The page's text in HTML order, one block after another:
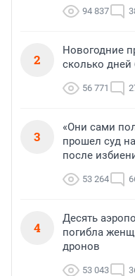
94 837
2
Новогодние
сколько дней
56 771
3
«Они сами
прошел суд
после
53 264
4
Десять
погибла
дронов
53 043